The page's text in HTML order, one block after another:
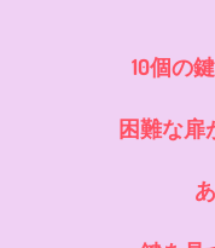
10個の
困難な扉